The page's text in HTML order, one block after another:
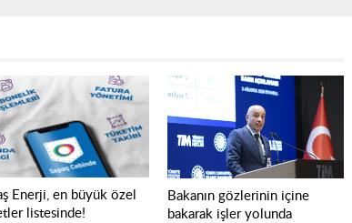
Enerji, en büyük özel
listesinde!
Bakanın gözlerinin içine
bakarak işler yolunda